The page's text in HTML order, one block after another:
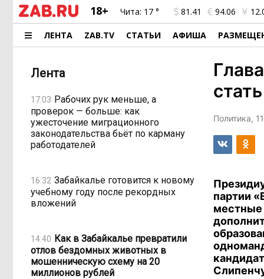
18+ Чита: 17 ° 81.41 94.06
ЛЕНТА ZAB.TV СТАТЬИ АФИША
Лента
17:03 Рабочих рук меньше, а
проверок — больше: как
ужесточение миграционного
законодательства бьёт по карману
работодателей
16:32 Забайкалье готовится к новому
учебному году после рекордных
вложений
14:40 Как в Забайкалье превратили
отлов бездомных животных в
мошенническую схему на 20
миллионов рублей
Политика,
партии
местные